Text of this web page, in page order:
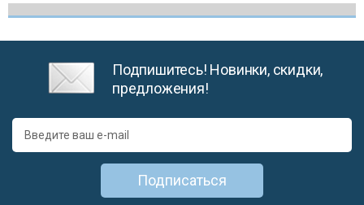
Подпишитесь! Новинки, скидки,
предложения!
Подписаться